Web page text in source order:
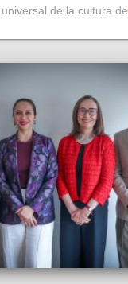
de la cultura de